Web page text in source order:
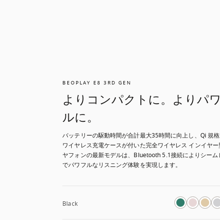
BEOPLAY E8 3RD GEN
よりコンパクトに。よりパ
ルに。
バッテリーの駆動時間が合計最大35時間に向上し、Qi 規
ワイヤレス充電ケースが付いた完全ワイヤレス インイヤー
ヤフォンの最新モデルは、Bluetooth 5.1接続によりシーム
でパワフルなリスニング体験を実現します。
Black